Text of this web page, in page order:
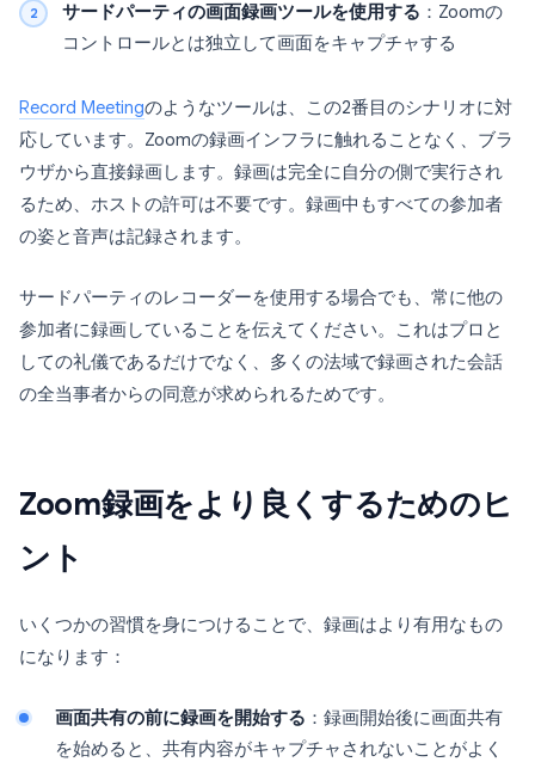
サードパーティの画面録画ツールを使用する ：Zoomの
コントロールとは独立して画面をキャプチャする
Record Meetingのようなツールは、この2番目のシナリオに対
応しています。Zoomの録画インフラに触れることなく、ブラ
ウザから直接録画します。録画は完全に自分の側で実行され
るため、ホストの許可は不要です。録画中もすべての参加者
の姿と音声は記録されます。
サードパーティのレコーダーを使用する場合でも、常に他の
参加者に録画していることを伝えてください。これはプロと
しての礼儀であるだけでなく、多くの法域で録画された会話
の全当事者からの同意が求められるためです。
Zoom録画をより良くするためのヒ
ント
いくつかの習慣を身につけることで、録画はより有用なもの
になります：
画面共有の前に録画を開始する ：録画開始後に画面共有
を始めると、共有内容がキャプチャされないことがよく